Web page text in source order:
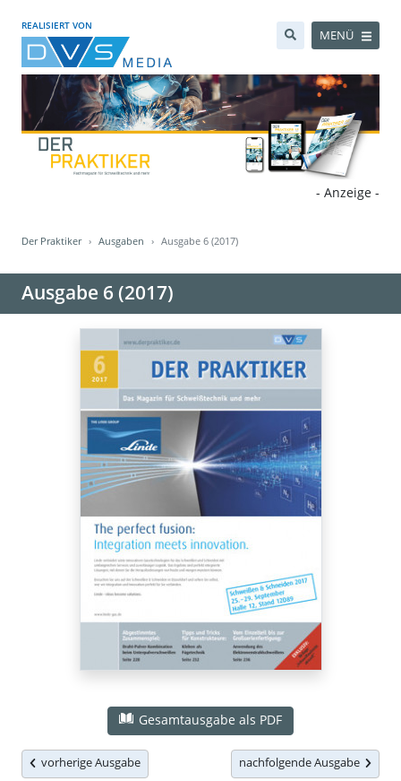
REALISIERT VON
MENÜ
- Anzeige -
Der Praktiker Ausgaben Ausgabe 6 (2017)
Ausgabe 6 (2017)
Gesamtausgabe als PDF
vorherige Ausgabe nachfolgende Ausgabe